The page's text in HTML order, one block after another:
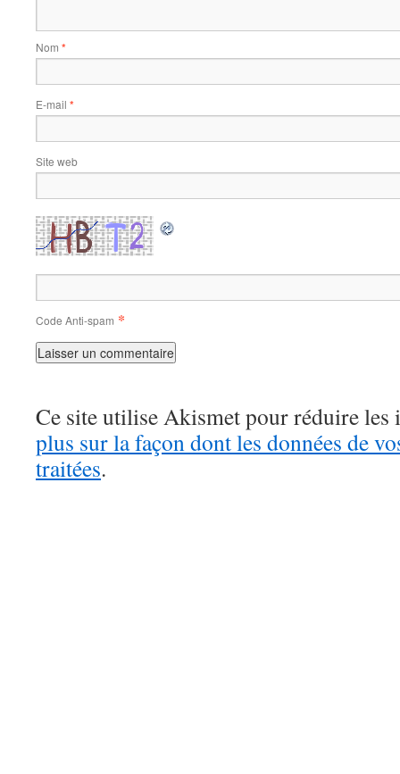
Nom *
E-mail *
Site web
Code Anti-spam *
Ce site utilise Akismet pour réduire les
plus sur la façon dont les données de
traitées.